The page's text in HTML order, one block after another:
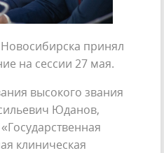
Новосибирска принял
на сессии 27 мая.
высокого звания
Юданов,
клиническая